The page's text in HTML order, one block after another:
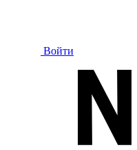
Войти